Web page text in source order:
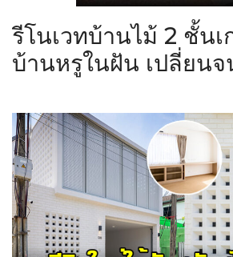
รีโนเวทบ้านไม้ 2 ชั้นเ
บ้านหรูในฝัน เปลี่ยนจ